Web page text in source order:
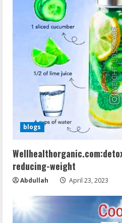
blogs
reducing-weight
Abdullah April 23, 2023